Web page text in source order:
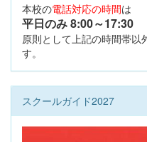
本校の電話対応の時間は
平日のみ 8:00～17:30
原則として上記の時間帯以
す。
スクールガイド2027